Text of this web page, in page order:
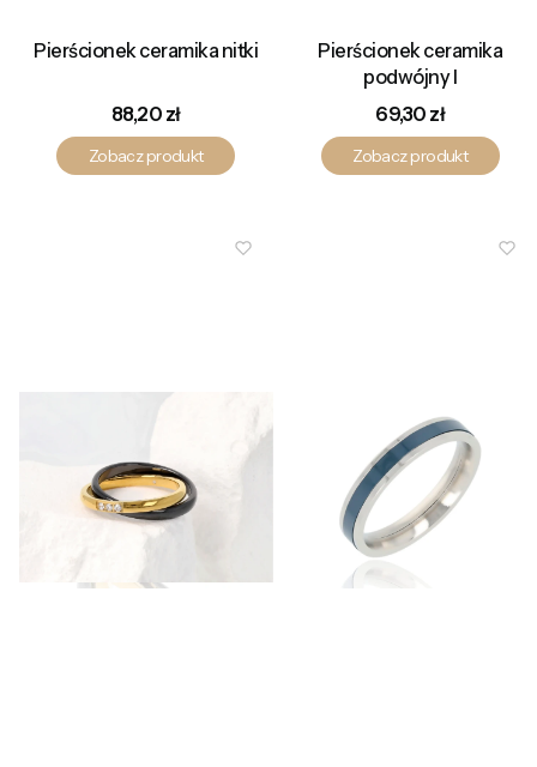
Pierścionek ceramika nitki
Cena
88,20 zł
Zobacz produkt
Pierścionek ceramika
podwójny I
Cena
69,30 zł
Zobacz produkt